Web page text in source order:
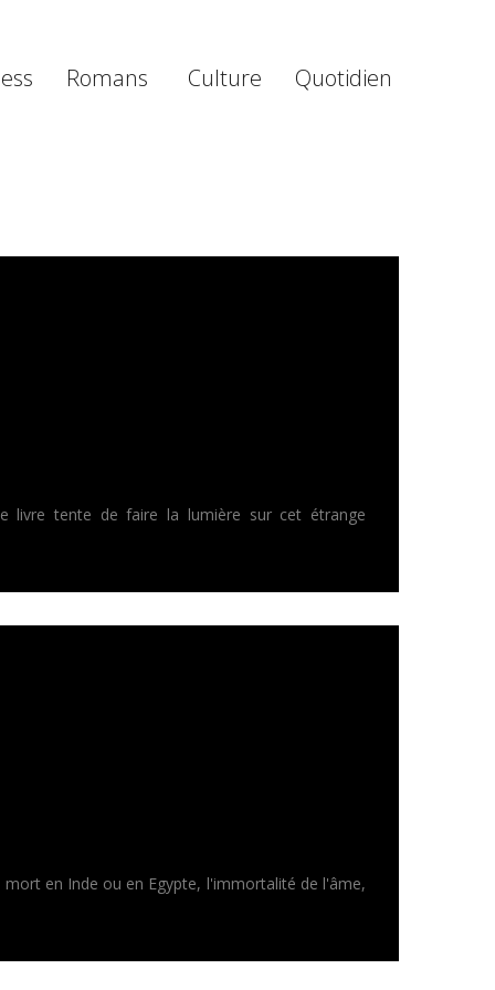
Romans Culture Quotidien
livre tente de faire la lumière sur cet étrange
en Inde ou en Egypte, l'immortalité de l'âme,